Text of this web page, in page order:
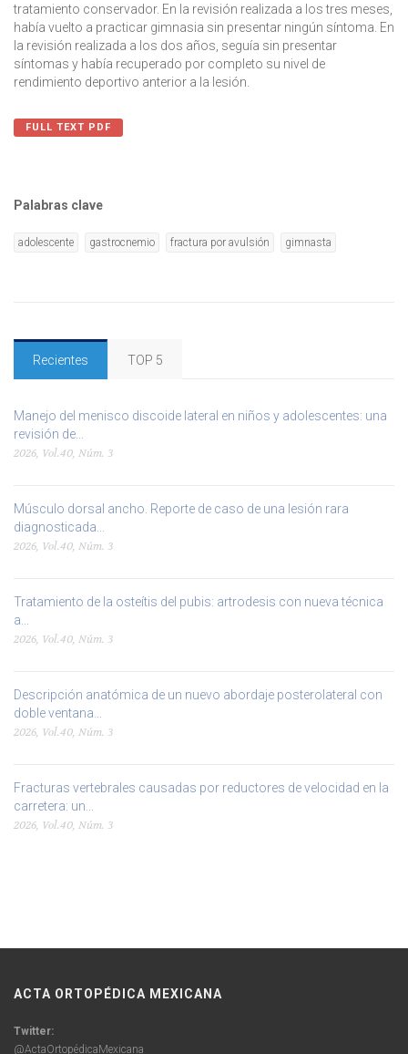
tratamiento conservador. En la revisión realizada a los tres meses,
había vuelto a practicar gimnasia sin presentar ningún síntoma. En
la revisión realizada a los dos años, seguía sin presentar
síntomas y había recuperado por completo su nivel de
rendimiento deportivo anterior a la lesión.
FULL TEXT PDF
Palabras clave
adolescente gastrocnemio fractura por avulsión gimnasta
Recientes TOP 5
Manejo del menisco discoide lateral en niños y adolescentes: una
revisión de...
2026, Vol.40, Núm. 3
Músculo dorsal ancho. Reporte de caso de una lesión rara
diagnosticada...
2026, Vol.40, Núm. 3
Tratamiento de la osteítis del pubis: artrodesis con nueva técnica
a...
2026, Vol.40, Núm. 3
Descripción anatómica de un nuevo abordaje posterolateral con
doble ventana...
2026, Vol.40, Núm. 3
Fracturas vertebrales causadas por reductores de velocidad en la
carretera: un...
2026, Vol.40, Núm. 3
ACTA ORTOPÉDICA MEXICANA
Twitter:
@ActaOrtopédicaMexicana